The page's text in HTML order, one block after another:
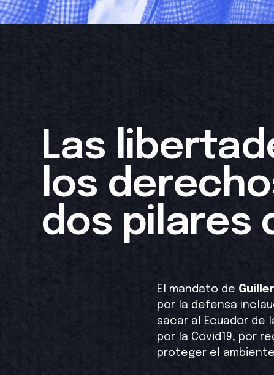
Las
los
dos pilares
El mandato de
por la defensa
sacar al Ecuador de
por la Covid19, por
proteger el